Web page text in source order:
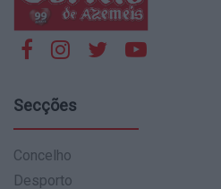
Secções
Concelho
Desporto